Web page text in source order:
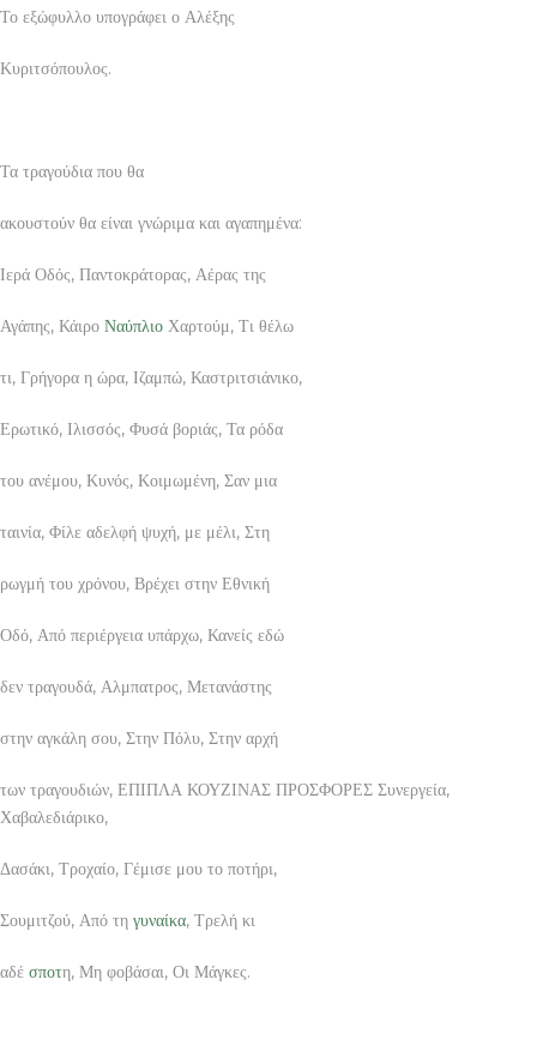
Το εξώφυλλο υπογράφει ο Αλέξης
Κυριτσόπουλος.
Τα τραγούδια που θα
ακουστούν θα είναι γνώριμα και αγαπημένα:
Ιερά Οδός, Παντοκράτορας, Αέρας της
Αγάπης, Κάιρο Ναύπλιο Χαρτούμ, Τι θέλω
τι, Γρήγορα η ώρα, Ιζαμπώ, Καστριτσιάνικο,
Ερωτικό, Ιλισσός, Φυσά βοριάς, Τα ρόδα
του ανέμου, Κυνός, Κοιμωμένη, Σαν μια
ταινία, Φίλε αδελφή ψυχή, με μέλι, Στη
ρωγμή του χρόνου, Βρέχει στην Εθνική
Οδό, Από περιέργεια υπάρχω, Κανείς εδώ
δεν τραγουδά, Αλμπατρος, Μετανάστης
στην αγκάλη σου, Στην Πόλυ, Στην αρχή
των τραγουδιών, ΕΠΙΠΛΑ ΚΟΥΖΙΝΑΣ ΠΡΟΣΦΟΡΕΣ Συνεργεία,
Χαβαλεδιάρικο,
Δασάκι, Τροχαίο, Γέμισε μου το ποτήρι,
Σουμιτζού, Από τη γυναίκα, Τρελή κι
αδέ σποτη, Μη φοβάσαι, Οι Μάγκες.